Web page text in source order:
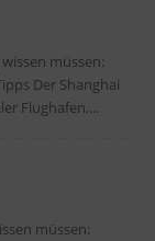
müssen:
Flughafen,...
müssen: